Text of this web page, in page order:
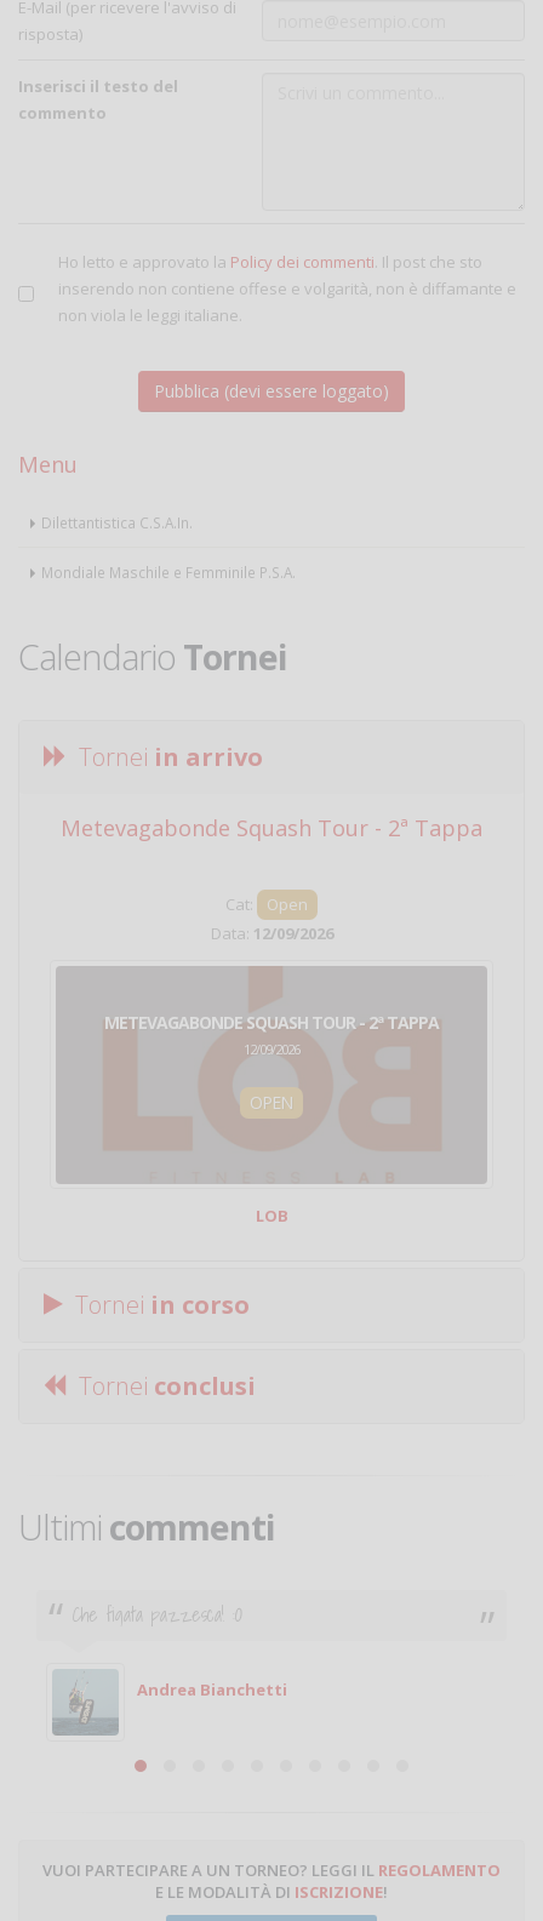
E-Mail (per ricevere l'avviso di
risposta)
Inserisci il testo del
commento
Ho letto e approvato la Policy dei commenti. Il post che sto
inserendo non contiene offese e volgarità, non è diffamante e
non viola le leggi italiane.
Menu
Dilettantistica C.S.A.In.
Mondiale Maschile e Femminile P.S.A.
Calendario Tornei
Tornei in arrivo
Metevagabonde Squash Tour - 2ª Tappa
Cat:
Open
Data: 12/09/2026
METEVAGABONDE SQUASH TOUR - 2ª TAPPA
12/09/2026
OPEN
LOB
Tornei in corso
Tornei conclusi
Ultimi commenti
Che figata pazzesca! :O
Andrea Bianchetti
VUOI PARTECIPARE A UN TORNEO? LEGGI IL REGOLAMENTO
E LE MODALITÀ DI ISCRIZIONE!